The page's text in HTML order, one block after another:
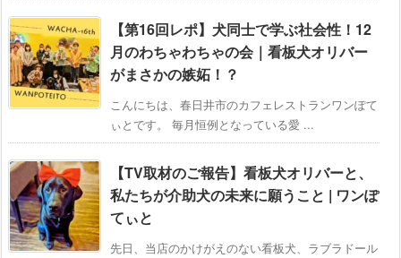
【第16回レポ】犬同士で学ぶ社会性！12
月のわちゃわちゃの会｜看板犬オリバー
がまさかの嫉妬！？
こんにちは、春日井市のカフェレストランワンぽて
ぃとです。 毎月恒例となっている愛 ...
【TV取材のご報告】看板犬オリバーと、
私たちが介助犬の未来に願うこと | ワンぽ
てぃと
先日、当店のかけがえのない看板犬、ラブラドール